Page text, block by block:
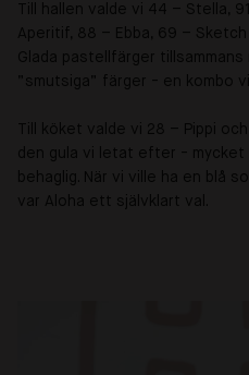
Till hallen valde vi 44 – Stella, 91
Aperitif, 88 – Ebba, 69 – Sketch
Glada pastellfärger
”smutsiga” färger - en kombo
Till köket valde vi 28 – Pippi och
den gula vi letat efter - mycket
behaglig. När vi ville ha en blå
var Aloha ett självklart val.